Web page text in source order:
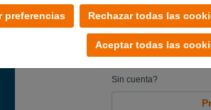
preferencias Rechazar todas las
Aceptar todas las
Sin cuenta?